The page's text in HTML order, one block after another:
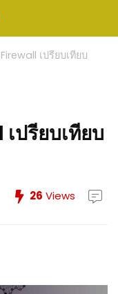
เปรียบเทียบ
ปรียบเทียบ
26 Views